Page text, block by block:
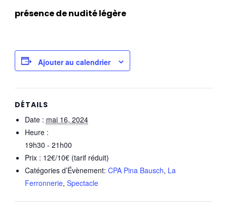
présence de nudité légère
Ajouter au calendrier
DÉTAILS
Date : mai 16, 2024
Heure :
19h30 - 21h00
Prix : 12€/10€ (tarif réduit)
Catégories d’Évènement: CPA Pina Bausch, La
Ferronnerie, Spectacle